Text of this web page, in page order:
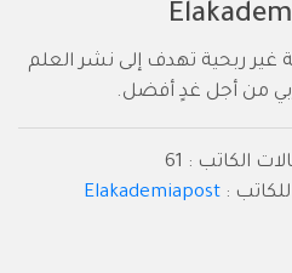
غير ربحية تهدف إلى نشر العلم
من أجل غدٍ أفضل.
الكاتب : 61
:
Elakademiapost